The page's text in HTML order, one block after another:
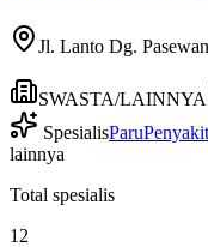
Jl. Lanto Dg.
SWASTA/LAINNYA
SpesialisParu
lainnya
Total spesialis
12